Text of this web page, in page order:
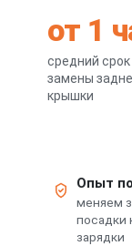
от 1
средний срок
замены
крышки
Опыт
меняем
посадки
зарядки